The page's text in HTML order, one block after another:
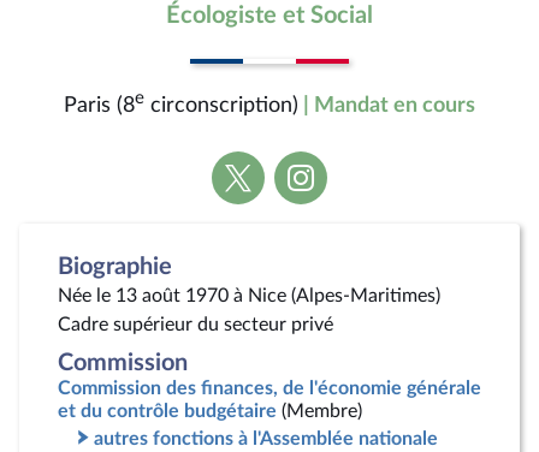
Écologiste et Social
Paris (8e circonscription) | Mandat en cours
Voir
la
Voir
la
Biographie
Née le 13 août 1970 à Nice (Alpes-Maritimes)
Cadre supérieur du secteur privé
Commission
Commission des finances, de l'économie générale
et du contrôle budgétaire (Membre)
autres fonctions à l'Assemblée nationale